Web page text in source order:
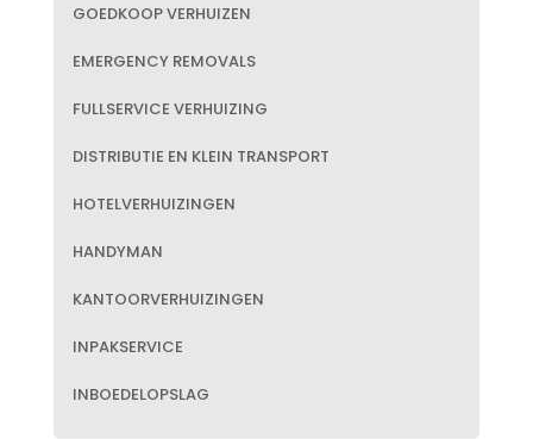
GOEDKOOP VERHUIZEN
EMERGENCY REMOVALS
FULLSERVICE VERHUIZING
DISTRIBUTIE EN KLEIN TRANSPORT
HOTELVERHUIZINGEN
HANDYMAN
KANTOORVERHUIZINGEN
INPAKSERVICE
INBOEDELOPSLAG